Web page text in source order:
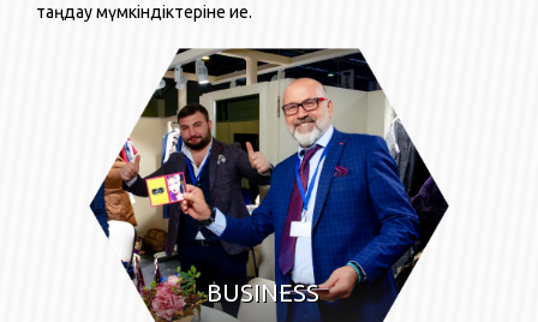
таңдау мүмкіндіктеріне ие.
ВUSINESS